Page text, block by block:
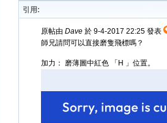
引用:
原帖由Dave 於 9-4-2017 22:25 發表
師兄請問可以直接磨隻飛標嗎？
加力： 磨薄圖中紅色 「H 」位置。